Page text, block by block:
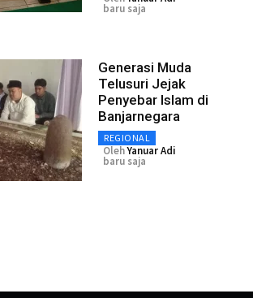
baru saja
Generasi Muda
Telusuri Jejak
Penyebar Islam di
Banjarnegara
REGIONAL
OlehYanuar Adi
baru saja